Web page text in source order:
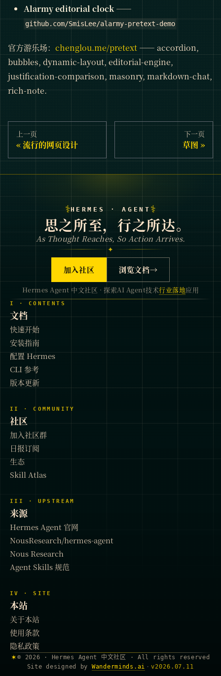
Alarmy editorial clock——
github.com/SmisLee/alarmy-pretext-demo
官方游乐场： chenglou.me/pretext —— accordion,
bubbles, dynamic-layout, editorial-engine,
justification-comparison, masonry, markdown-chat,
rich-note.
上一页
流行的网页设计
下一页
草图
⚕HERMES · AGENT ⚕
思之所至，行之所达。
As Thought Reaches, So Action Arrives.
✦
加入社区 浏览文档→
Hermes Agent 中文社区 · 探索AI Agent技术行业落地应用
I · CONTENTS
文档
快速开始
安装指南
配置 Hermes
CLI 参考
版本更新
II · COMMUNITY
社区
加入社区群
日报订阅
生态
Skill Atlas
III · UPSTREAM
来源
Hermes Agent 官网
NousResearch/hermes-agent
Nous Research
Agent Skills 规范
IV · SITE
本站
关于本站
使用条款
隐私政策
✶© 2026 · Hermes Agent 中文社区 · All rights reserved
Site designed by
Wanderminds.ai · v2026.07.11